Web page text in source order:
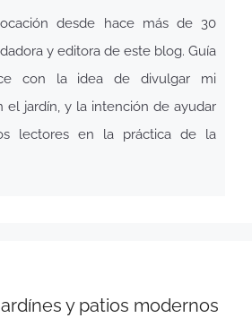
desde hace más de 30
y editora de este blog. Guía
con la idea de divulgar mi
el jardín, y la intención de ayudar
lectores en la práctica de la
y patios modernos